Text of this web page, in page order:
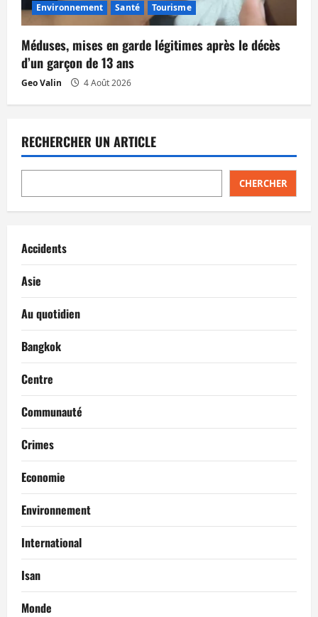
Environnement Santé Tourisme
Méduses, mises en garde légitimes après le décès
d’un garçon de 13 ans
Geo Valin 4 Août 2026
RECHERCHER UN ARTICLE
CHERCHER
Accidents
Asie
Au quotidien
Bangkok
Centre
Communauté
Crimes
Economie
Environnement
International
Isan
Monde